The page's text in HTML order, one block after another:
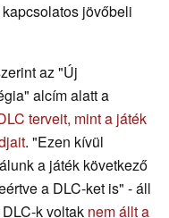
jövőbeli
az "Új
alcím alatt a
terveit, mint a játék
. "Ezen kívül
a játék következő
a DLC-ket is" - áll
k voltak nem állt a